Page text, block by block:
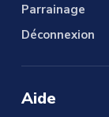
Parrainage
Déconnexion
Aide